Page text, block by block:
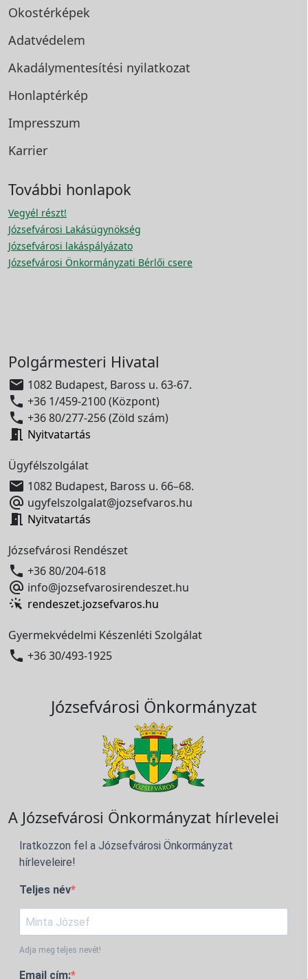
Okostérképek
Adatvédelem
Akadálymentesítési nyilatkozat
Honlaptérkép
Impresszum
Karrier
További honlapok
Vegyél részt!
Józsefvárosi Lakásügynökség
Józsefvárosi lakáspályázato
Józsefvárosi Önkormányzati Bérlői csere
Polgármesteri Hivatal
 1082 Budapest, Baross u. 63-67.
 +36 1/459-2100 (Központ)
 +36 80/277-256 (Zöld szám)
 Nyitvatartás
Ügyfélszolgálat
 1082 Budapest, Baross u. 66–68.
 ugyfelszolgalat@jozsefvaros.hu
 Nyitvatartás
Józsefvárosi Rendészet
 +36 80/204-618
 info@jozsefvarosirendeszet.hu
rendeszet.jozsefvaros.hu
Gyermekvédelmi Készenléti Szolgálat
 +36 30/493-1925
Józsefvárosi Önkormányzat
A Józsefvárosi Önkormányzat hírlevelei
Iratkozzon fel a Józsefvárosi Önkormányzat
hírleveleire!
Teljes név
Adja meg teljes nevét!
Email cím: